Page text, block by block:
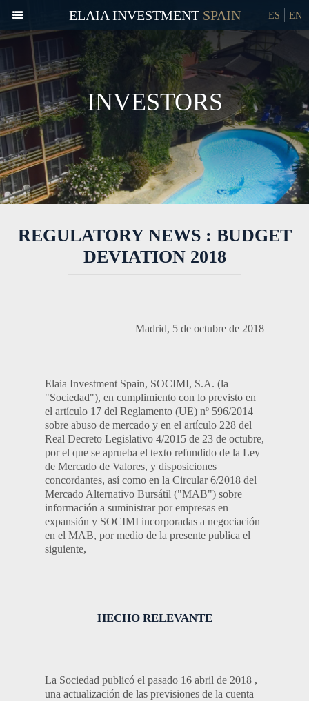
ELAIA INVESTMENT ES EN
INVESTORS
REGULATORY NEWS : BUDGET
DEVIATION 2018
Madrid, 5 de octubre de 2018
Elaia Investment Spain, SOCIMI, S.A. (la
"Sociedad"), en cumplimiento con lo previsto en
el artículo 17 del Reglamento (UE) nº 596/2014
sobre abuso de mercado y en el artículo 228 del
Real Decreto Legislativo 4/2015 de 23 de octubre,
por el que se aprueba el texto refundido de la Ley
de Mercado de Valores, y disposiciones
concordantes, así como en la Circular 6/2018 del
Mercado Alternativo Bursátil ("MAB") sobre
información a suministrar por empresas en
expansión y SOCIMI incorporadas a negociación
en el MAB, por medio de la presente publica el
siguiente,
HECHO RELEVANTE
La Sociedad publicó el pasado 16 abril de 2018 ,
una actualización de las previsiones de la cuenta